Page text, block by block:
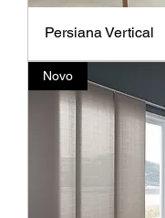
Persiana Vertical
Novo